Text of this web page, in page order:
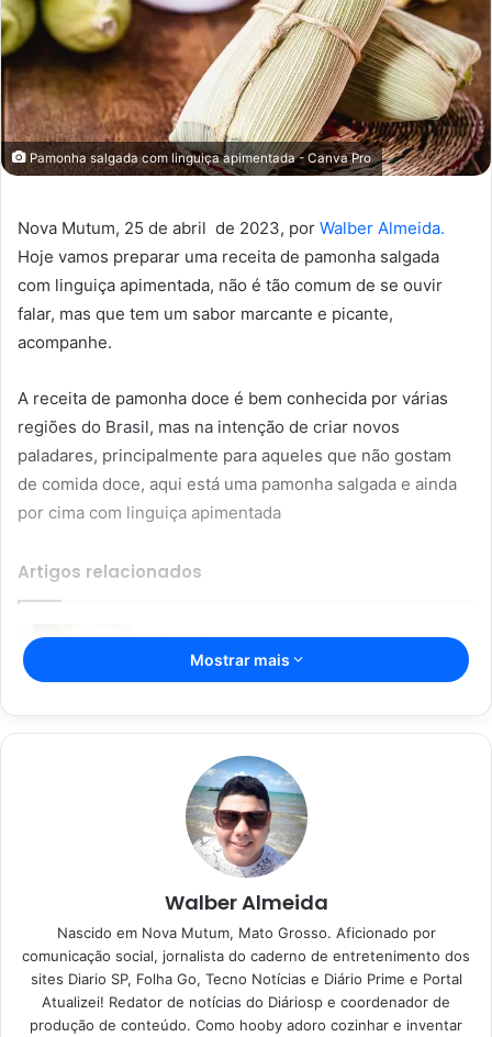
Pamonha salgada com linguiça apimentada - Canva Pro
Nova Mutum, 25 de abril de 2023, por Walber Almeida.
Hoje vamos preparar uma receita de pamonha salgada
com linguiça apimentada, não é tão comum de se ouvir
falar, mas que tem um sabor marcante e picante,
acompanhe.
A receita de pamonha doce é bem conhecida por várias
regiões do Brasil, mas na intenção de criar novos
paladares, principalmente para aqueles que não gostam
de comida doce, aqui está uma pamonha salgada e ainda
por cima com linguiça apimentada
Artigos relacionados
O prato que vai conquistar o seu
paladar: macarrão com creme de
Parmegiana de Frango: a escolha
certa para um almoço ou jantar
prático e cheio de sabor
15/06/2023
A pamonha salgada com linguiça apimentada está
classificada como moderada no quesito dificuldade de
preparo da receita, devido os seus processo que devem
ser seguidos a risca para dar certo no final. O seu tempo
Mostrar mais
Walber Almeida
Nascido em Nova Mutum, Mato Grosso. Aficionado por
comunicação social, jornalista do caderno de entretenimento dos
sites Diario SP, Folha Go, Tecno Notícias e Diário Prime e Portal
Atualizei! Redator de notícias do Diáriosp e coordenador de
produção de conteúdo. Como hooby adoro cozinhar e inventar